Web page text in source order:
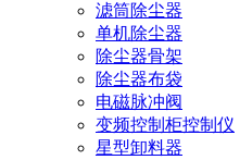
滤筒除尘器
单机除尘器
除尘器骨架
除尘器布袋
电磁脉冲阀
变频控制柜控制仪
星型卸料器